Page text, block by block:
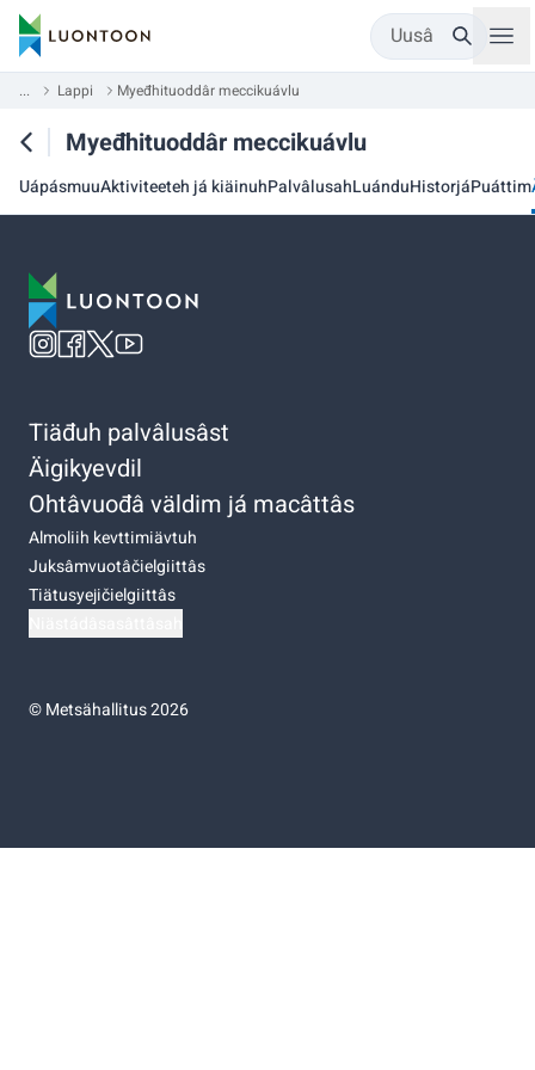
Uusâ
... Lappi Myeđhituoddâr meccikuávlu
Myeđhituoddâr meccikuávlu
UápásmuuAktiviteeteh já kiäinuhPalvâlusahLuánduHistorjáPuáttim
Tiäđuh palvâlusâst
Äigikyevdil
Ohtâvuođâ väldim já macâttâs
Almoliih kevttimiävtuh
Juksâmvuotâčielgiittâs
Tiätusyejičielgiittâs
©Metsähallitus 2026